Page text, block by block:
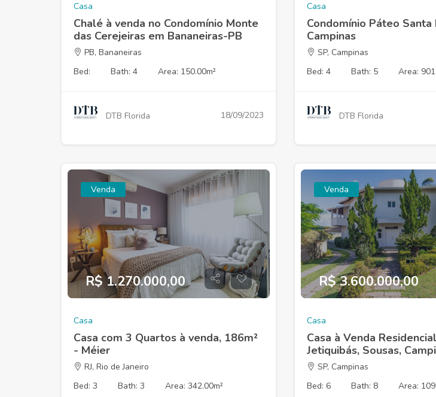
Casa
Chalé à venda no Condomínio Monte
das Cerejeiras em Bananeiras-PB
PB, Bananeiras
Bed:
Bath: 4 Area: 150.00m²
DTB Florida 18/09/2023
Casa
Condomínio Páteo Santa
Campinas
SP, Campinas
Bed: 4
Bath: 5 Area:
DTB Florida
Venda
R$ 1.270.000,00
Casa
Casa com 3 Quartos à venda, 186m²
- Méier
RJ, Rio de Janeiro
Bed: 3
Bath: 3 Area: 342.00m²
Venda
R$ 3.600.000,00
Casa
Casa à Venda
Jetiquibás, Sousas,
SP, Campinas
Bed: 6
Bath: 8 Area: